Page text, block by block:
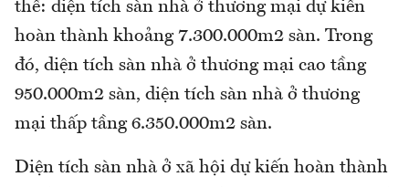
thể: diện tích sàn nhà ở thương mại dự kiến
hoàn thành khoảng 7.300.000m2 sàn. Trong
đó, diện tích sàn nhà ở thương mại cao tầng
950.000m2 sàn, diện tích sàn nhà ở thương
mại thấp tầng 6.350.000m2 sàn.
Diện tích sàn nhà ở xã hội dự kiến hoàn thành